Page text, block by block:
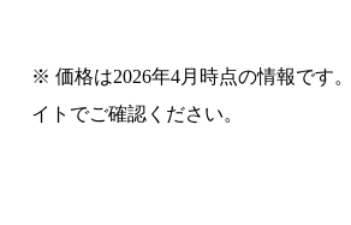
※ 価格は2026年4月時点の情報です
イトでご確認ください。